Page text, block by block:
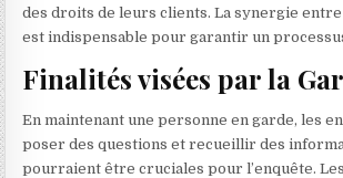
des droits de leurs clients. La synergie
est indispensable pour garantir un
Finalités visées par la
En maintenant une personne en garde, les
poser des questions et recueillir des
pourraient être cruciales pour l’enquête.